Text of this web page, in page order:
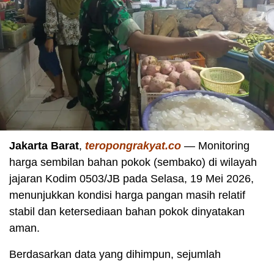
Jakarta Barat, teropongrakyat.co — Monitoring
harga sembilan bahan pokok (sembako) di wilayah
jajaran Kodim 0503/JB pada Selasa, 19 Mei 2026,
menunjukkan kondisi harga pangan masih relatif
stabil dan ketersediaan bahan pokok dinyatakan
aman.
Berdasarkan data yang dihimpun, sejumlah